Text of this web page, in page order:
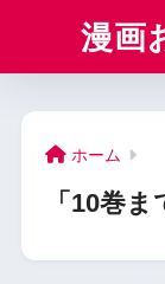
漫画
ホーム
「10巻